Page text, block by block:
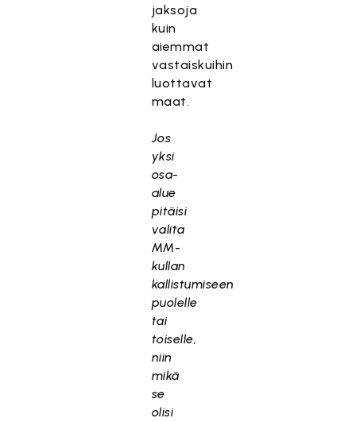
jaksoja
kuin
aiemmat
vastaiskuihin
luottavat
maat.
Jos
yksi
osa-
alue
pitäisi
valita
MM-
kullan
kallistumiseen
puolelle
tai
toiselle,
niin
mikä
se
olisi